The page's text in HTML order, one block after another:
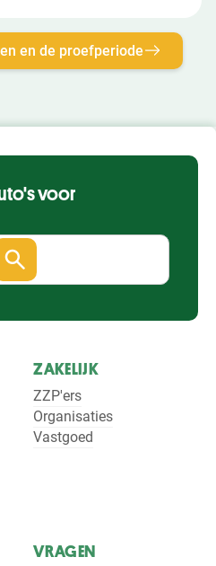
en de proefperiode
voor
ZAKELIJK
ZZP'ers
Organisaties
Vastgoed
VRAGEN